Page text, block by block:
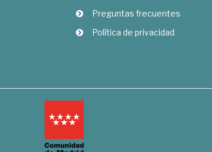
Preguntas frecuentes
Política de privacidad